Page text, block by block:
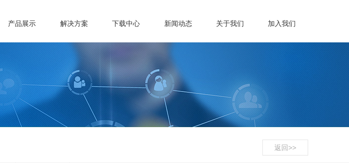
产品展示 解决方案 下载中心 新闻动态 关于我们 加入我们
返回>>